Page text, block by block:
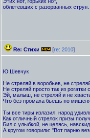
облетевших с разорванных струн.
Re: Стихи [re: 2010]
Ю.Шевчук
Не стреляй в воробьев, не
Не стреляй просто так из рогатки
Эй, малыш, не стреляй и не
Что без промаха бьешь по
Ты все тиры излазил, народ
Как отличный стрелок призы
Бил с улыбкой, не целясь,
А кругом говорили: "Вот парню